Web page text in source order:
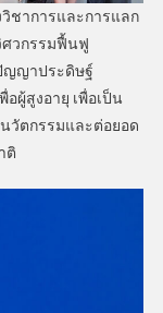
าการและการแลก
ศวกรรมฟื้นฟู
ญญาประดิษฐ์
ผู้สูงอายุ เพื่อเป็น
วัตกรรมและต่อยอด
ติ